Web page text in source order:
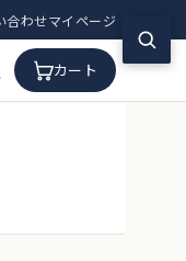
合わせマイページ
カート